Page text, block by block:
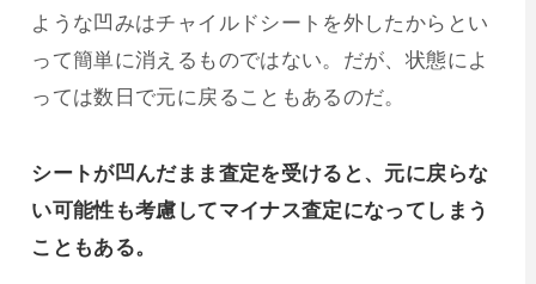
ような凹みはチャイルドシートを外したからとい
って簡単に消えるものではない。だが、状態によ
っては数日で元に戻ることもあるのだ。
シートが凹んだまま査定を受けると、元に戻らな
い可能性も考慮してマイナス査定になってしまう
こともある。